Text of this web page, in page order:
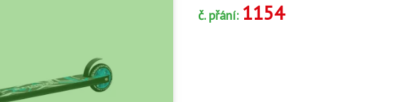
č. přání: 1154